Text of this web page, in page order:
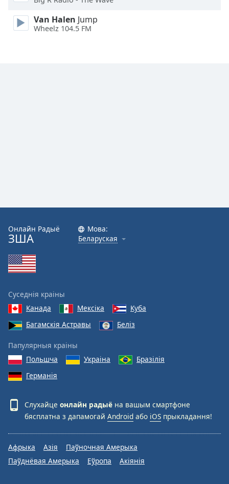
Van Halen Jump
Wheelz 104.5 FM
Онлайн Радыё
ЗША
Мова:
Беларуская
Суседнія краіны
Канада
Мексіка
Куба
Багамскія Астравы
Беліз
Папулярныя краіны
Польшча
Украіна
Бразілія
Германія
Слухайце онлайн радыё на вашым смартфоне
бясплатна з дапамогай Android або iOS прыкладання!
Афрыка Азія
Паўночная Амерыка
Паўднёвая Амерыка
Еўропа Акіянія